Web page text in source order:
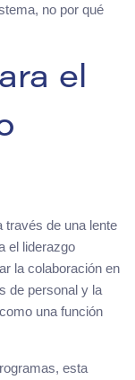
no por qué
el
través de una lente
el liderazgo
la colaboración en
de personal y la
una función
esta